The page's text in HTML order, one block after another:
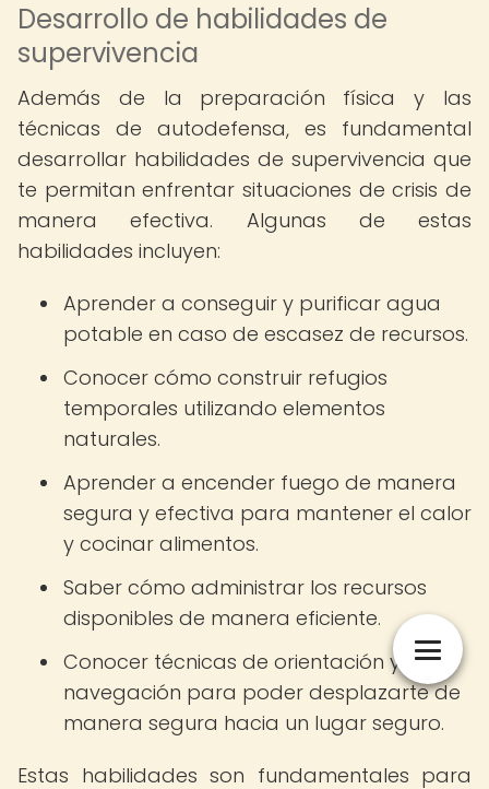
Desarrollo de habilidades de
supervivencia
Además de la preparación física y las
técnicas de autodefensa, es fundamental
desarrollar habilidades de supervivencia que
te permitan enfrentar situaciones de crisis de
manera efectiva. Algunas de estas
habilidades incluyen:
Aprender a conseguir y purificar agua
potable en caso de escasez de recursos.
Conocer cómo construir refugios
temporales utilizando elementos
naturales.
Aprender a encender fuego de manera
segura y efectiva para mantener el calor
y cocinar alimentos.
Saber cómo administrar los recursos
disponibles de manera eficiente.
Conocer técnicas de orientación y
navegación para poder desplazarte de
manera segura hacia un lugar seguro.
Estas habilidades son fundamentales para